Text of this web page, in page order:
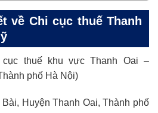
về Chi cục thuế Thanh
cục thuế khu vực Thanh Oai –
phố Hà Nội)
Bài, Huyện Thanh Oai, Thành phố